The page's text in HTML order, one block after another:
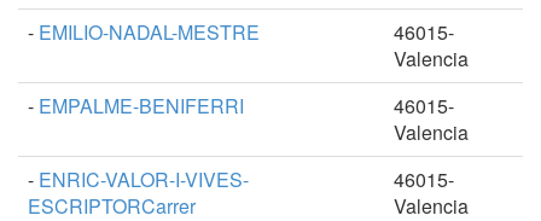
- EMILIO-NADAL-MESTRE
46015-
Valencia
- EMPALME-BENIFERRI
46015-
Valencia
- ENRIC-VALOR-I-VIVES-
ESCRIPTORCarrer
46015-
Valencia